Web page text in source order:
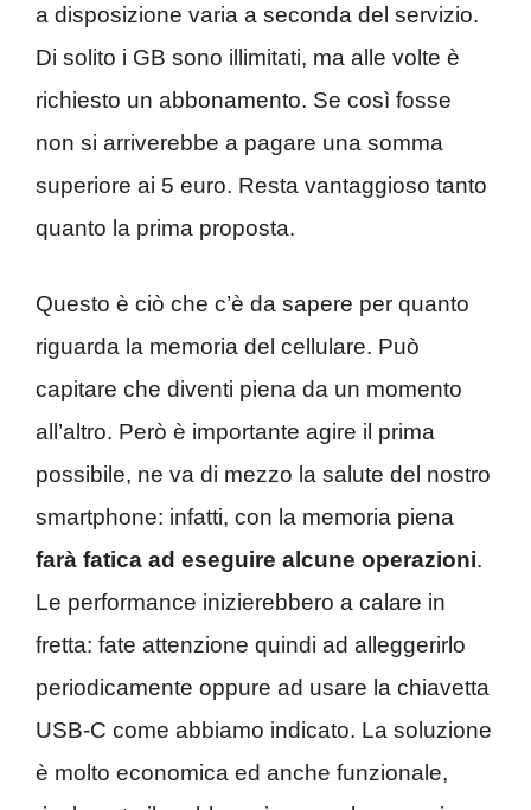
a disposizione varia a seconda del servizio.
Di solito i GB sono illimitati, ma alle volte è
richiesto un abbonamento. Se così fosse
non si arriverebbe a pagare una somma
superiore ai 5 euro. Resta vantaggioso tanto
quanto la prima proposta.
Questo è ciò che c’è da sapere per quanto
riguarda la memoria del cellulare. Può
capitare che diventi piena da un momento
all’altro. Però è importante agire il prima
possibile, ne va di mezzo la salute del nostro
smartphone: infatti, con la memoria piena
farà fatica ad eseguire alcune operazioni.
Le performance inizierebbero a calare in
fretta: fate attenzione quindi ad alleggerirlo
periodicamente oppure ad usare la chiavetta
USB-C come abbiamo indicato. La soluzione
è molto economica ed anche funzionale,